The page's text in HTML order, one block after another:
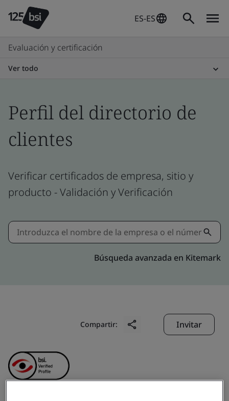
ES-ES
Evaluación y certificación
Ver todo
Perfil del directorio de
clientes
Verificar certificados de empresa, sitio y
producto - Validación y Verificación
Búsqueda avanzada en Kitemark
Compartir: Invitar